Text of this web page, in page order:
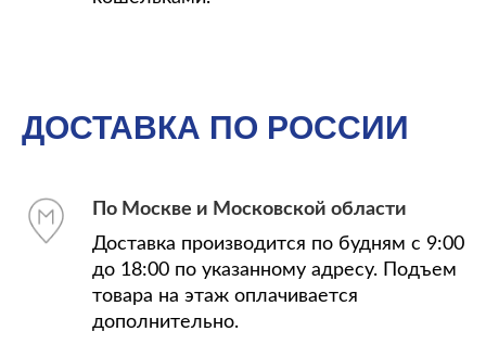
ДОСТАВКА ПО РОССИИ
По Москве и Московской области
Доставка производится по будням с 9:00
до 18:00 по указанному адресу. Подъем
товара на этаж оплачивается
дополнительно.